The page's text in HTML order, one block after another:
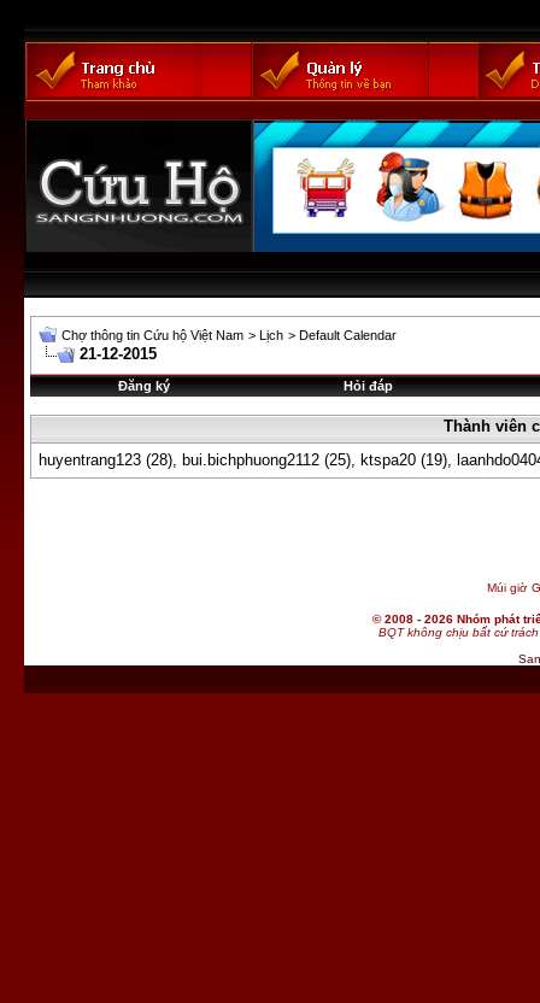
Chợ thông tin Cứu hộ Việt Nam > Lịch > Default Calendar
21-12-2015
Đăng ký Hỏi đáp
Thành viên
huyentrang123 (28), bui.bichphuong2112 (25), ktspa20 (19),
Múi giờ
© 2008 - 2026 Nhóm phát
BQT không chịu bất cứ